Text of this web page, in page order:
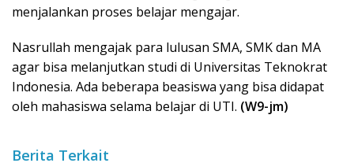
menjalankan proses belajar mengajar.
Nasrullah mengajak para lulusan SMA, SMK dan MA
agar bisa melanjutkan studi di Universitas Teknokrat
Indonesia. Ada beberapa beasiswa yang bisa didapat
oleh mahasiswa selama belajar di UTI. (W9-jm)
Berita Terkait